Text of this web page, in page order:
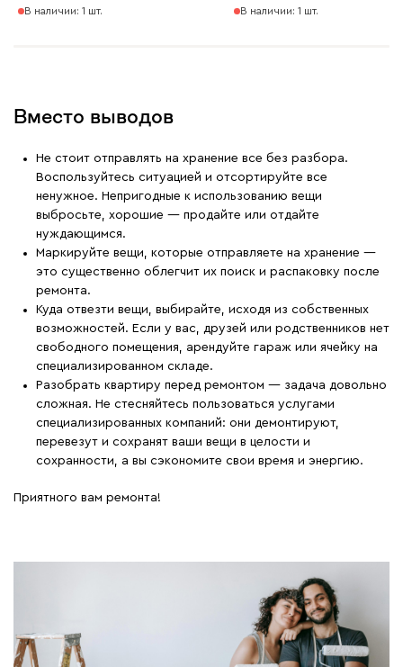
В наличии: 1 шт. В наличии: 1 шт.
Вместо выводов
Не стоит отправлять на хранение все без разбора.
Воспользуйтесь ситуацией и отсортируйте все
ненужное. Непригодные к использованию вещи
выбросьте, хорошие — продайте или отдайте
нуждающимся.
Маркируйте вещи, которые отправляете на хранение —
это существенно облегчит их поиск и распаковку после
ремонта.
Куда отвезти вещи, выбирайте, исходя из собственных
возможностей. Если у вас, друзей или родственников нет
свободного помещения, арендуйте гараж или ячейку на
специализированном складе.
Разобрать квартиру перед ремонтом — задача довольно
сложная. Не стесняйтесь пользоваться услугами
специализированных компаний: они демонтируют,
перевезут и сохранят ваши вещи в целости и
сохранности, а вы сэкономите свои время и энергию.
Приятного вам ремонта!